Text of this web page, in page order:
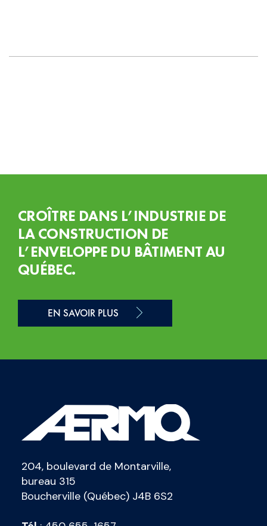
CROÎTRE DANS L’INDUSTRIE DE
LA CONSTRUCTION DE
L’ENVELOPPE DU BÂTIMENT AU
QUÉBEC.
EN SAVOIR PLUS
204, boulevard de Montarville,
bureau 315
Boucherville (Québec) J4B 6S2